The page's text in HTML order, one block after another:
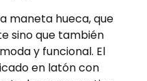
maneta hueca, que
sino que también
y funcional. El
en latón con